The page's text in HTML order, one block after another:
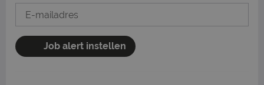
Job alert instellen